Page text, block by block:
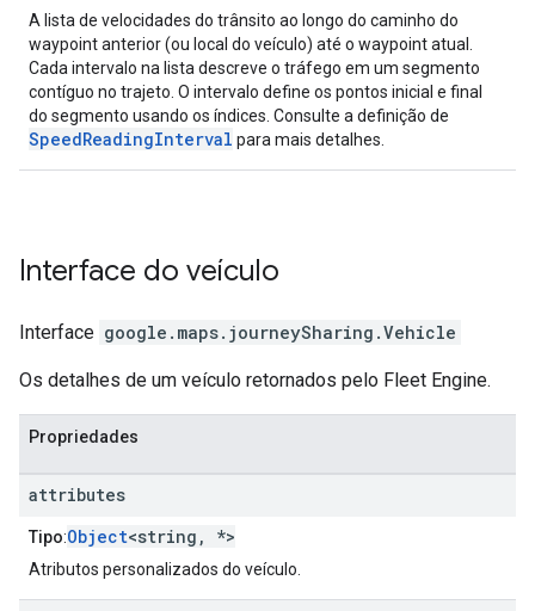
A lista de velocidades do trânsito ao longo do caminho do
waypoint anterior (ou local do veículo) até o waypoint atual.
Cada intervalo na lista descreve o tráfego em um segmento
contíguo no trajeto. O intervalo define os pontos inicial e final
do segmento usando os índices. Consulte a definição de
SpeedReadingInterval para mais detalhes.
Interface do veículo
Interface google.maps.journeySharing .Vehicle
Os detalhes de um veículo retornados pelo Fleet Engine.
Propriedades
attributes
Tipo:Object<string, *>
Atributos personalizados do veículo.